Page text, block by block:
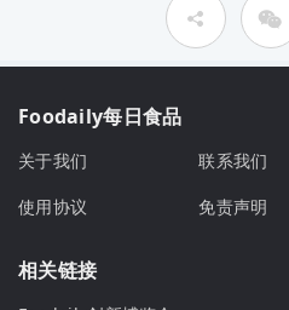
Foodaily每日食品
关于我们 联系我们
使用协议
免责声明
相关链接